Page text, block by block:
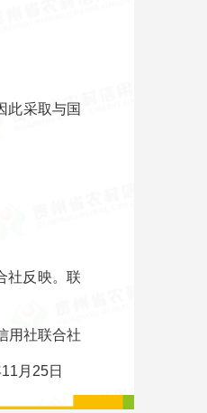
此采取与国
社反映。联
社联合社
月25日